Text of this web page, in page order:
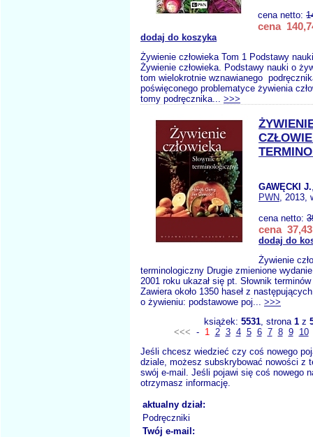
cena netto:
cena
dodaj do koszyka
Żywienie człowieka Tom 1 Podstawy
Żywienie człowieka. Podstawy nauki o
tom wielokrotnie wznawianego
poświęconego problematyce żywienia
tomy podręcznika... >>>
GAWĘCKI J.
PWN, 2013,
cena netto:
cena 37,43
dodaj do
Żywienie
terminologiczny Drugie zmienione
2001 roku ukazał się pt. Słownik
Zawiera około 1350 haseł z
o żywieniu: podstawowe poj... >>>
książek: 5531, strona 1z
<<< - 1 2 3 4 5 6 7 8 9
10
Jeśli chcesz wiedzieć czy coś nowego
dziale, możesz subskrybować nowości z
swój e-mail. Jeśli pojawi się coś nowego
otrzymasz informację.
aktualny dział:
Podręczniki
Twój e-mail: